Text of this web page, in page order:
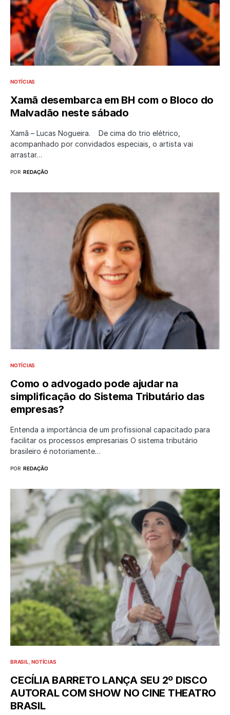
NOTÍCIAS
Xamã desembarca em BH com o Bloco do
Malvadão neste sábado
Xamã – Lucas Nogueira. De cima do trio elétrico,
acompanhado por convidados especiais, o artista vai
arrastar…
POR REDAÇÃO
NOTÍCIAS
Como o advogado pode ajudar na
simplificação do Sistema Tributário das
empresas?
Entenda a importância de um profissional capacitado para
facilitar os processos empresariais O sistema tributário
brasileiro é notoriamente…
POR REDAÇÃO
BRASIL NOTÍCIAS
CECÍLIA BARRETO LANÇA SEU 2º DISCO
AUTORAL COM SHOW NO CINE THEATRO
BRASIL